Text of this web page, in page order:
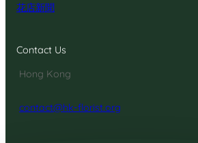
花店新聞
Contact Us
Hong Kong
contact@hk-florist.org